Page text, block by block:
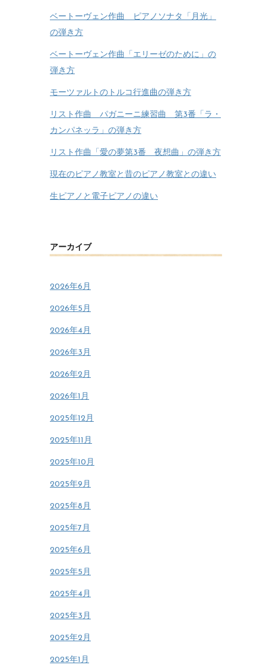
ベートーヴェン作曲 ピアノソナタ「月光」
の弾き方
ベートーヴェン作曲「エリーゼのために」の
弾き方
モーツァルトのトルコ行進曲の弾き方
リスト作曲 パガニーニ練習曲 第3番「ラ・
カンパネッラ」の弾き方
リスト作曲「愛の夢第3番 夜想曲」の弾き方
現在のピアノ教室と昔のピアノ教室との違い
生ピアノと電子ピアノの違い
アーカイブ
2026年6月
2026年5月
2026年4月
2026年3月
2026年2月
2026年1月
2025年12月
2025年11月
2025年10月
2025年9月
2025年8月
2025年7月
2025年6月
2025年5月
2025年4月
2025年3月
2025年2月
2025年1月